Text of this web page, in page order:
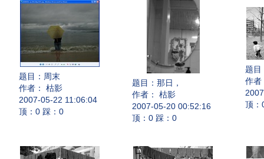
题目： 周末
作者： 枯影
2007-05-22 11:06:04
顶：0 踩：0
题目： 那日，
作者： 枯影
2007-05-20 00:52:16
顶：0 踩：0
题目
作者
顶：